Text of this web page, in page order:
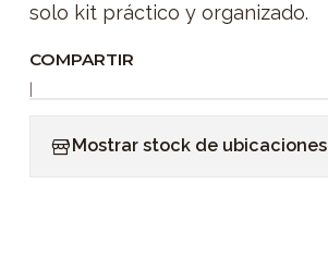
solo kit práctico y organizado.
COMPARTIR
|
Mostrar stock de ubicaciones